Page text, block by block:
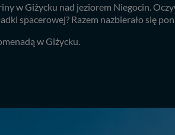
w Giżycku nad jeziorem Niegocin.
spacerowej? Razem nazbierało się
w Giżycku.